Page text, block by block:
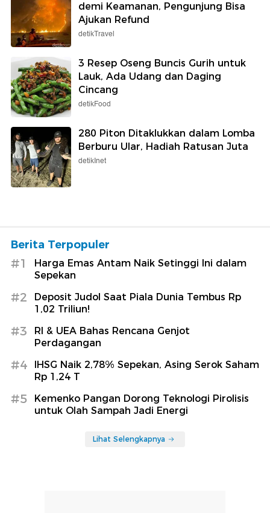
demi Keamanan, Pengunjung Bisa
Ajukan Refund
detikTravel
3 Resep Oseng Buncis Gurih untuk
Lauk, Ada Udang dan Daging
Cincang
detikFood
280 Piton Ditaklukkan dalam Lomba
Berburu Ular, Hadiah Ratusan Juta
detikInet
Berita Terpopuler
#1
Harga Emas Antam Naik Setinggi Ini dalam
Sepekan
#2
Deposit Judol Saat Piala Dunia Tembus Rp
1,02 Triliun!
#3
RI & UEA Bahas Rencana Genjot
Perdagangan
#4
IHSG Naik 2,78% Sepekan, Asing Serok Saham
Rp 1,24 T
#5
Kemenko Pangan Dorong Teknologi Pirolisis
untuk Olah Sampah Jadi Energi
Lihat Selengkapnya